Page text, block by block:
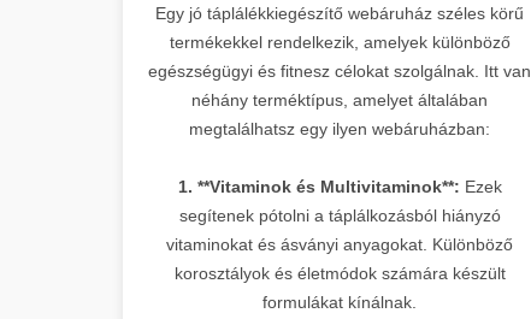
Egy jó táplálékkiegészítő webáruház széles körű
termékekkel rendelkezik, amelyek különböző
egészségügyi és fitnesz célokat szolgálnak. Itt van
néhány terméktípus, amelyet általában
megtalálhatsz egy ilyen webáruházban:
1. **Vitaminok és Multivitaminok**: Ezek
segítenek pótolni a táplálkozásból hiányzó
vitaminokat és ásványi anyagokat. Különböző
korosztályok és életmódok számára készült
formulákat kínálnak.